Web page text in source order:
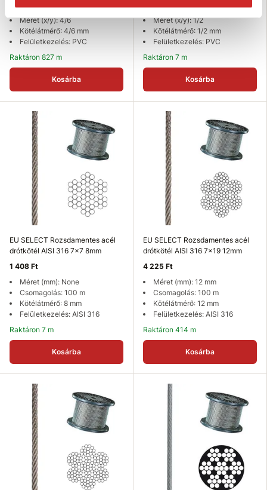
Csomagolás: 100 m
Méret (x/y): 4/6
Kötélátmérő: 4/6 mm
Felületkezelés: PVC
Raktáron 827 m
Kosárba
Csomagolás: 100 m
Méret (x/y): 1/2
Kötélátmérő: 1/2 mm
Felületkezelés: PVC
Raktáron 7 m
Kosárba
EU SELECT Rozsdamentes acél
drótkötél AISI 316 7x7 8mm
1 408 Ft
Méret (mm): None
Csomagolás: 100 m
Kötélátmérő: 8 mm
Felületkezelés: AISI 316
Raktáron 7 m
Kosárba
EU SELECT Rozsdamentes acél
drótkötél AISI 316 7x19 12mm
4 225 Ft
Méret (mm): 12 mm
Csomagolás: 100 m
Kötélátmérő: 12 mm
Felületkezelés: AISI 316
Raktáron 414 m
Kosárba